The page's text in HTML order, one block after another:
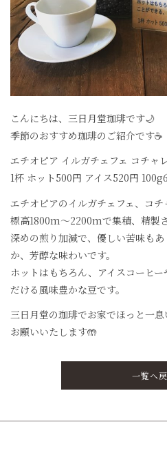
こんにちは、三日月堂珈琲です🌙
季節のおすすめ珈琲のご紹介です☕️
エチオピア イルガチェフェ コチャ
1杯 ホット500円 アイス520円
エチオピアのイルガチェフェ、コチ
標高1800m〜2200mで集積、精製
深めの煎り加減で、優しい苦味も
か、芳醇な味わいです。
ホットはもちろん、アイスコーヒ
だける風味豊かな豆です。
三日月堂の珈琲でお家でほっと一
お願いいたします🤲
一覧へ